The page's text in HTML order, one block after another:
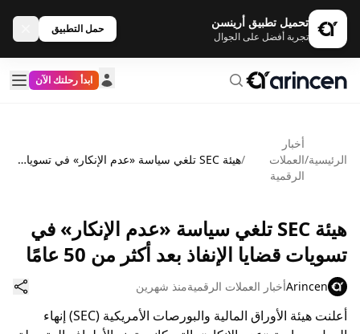
تحميل تطبيق أرينسن
تجربة أفضل على الجوال
حمل التطبيق
ابدأ رحلتك الآن
الرئيسية/
أخبار
العملات
الرقمية
/ هيئة SEC تلغي سياسة «عدم الإنكار» في تسويات قضايا الإنفاذ بعد أكثر من 50 عامًا
هيئة SEC تلغي سياسة «عدم الإنكار» في
تسويات قضايا الإنفاذ بعد أكثر من 50 عامًا
Arincenأخبار العملات الرقميةمنذ شهرين
أعلنت هيئة الأوراق المالية والبورصات الأمريكية (SEC) إنهاء